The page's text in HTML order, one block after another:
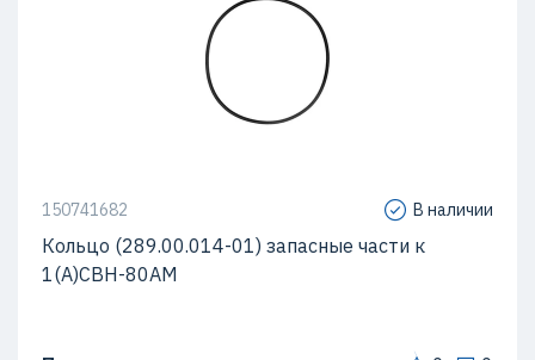
150741682 В наличии
Кольцо (289.00.014-01) запасные части к
1(А)СВН-80АМ